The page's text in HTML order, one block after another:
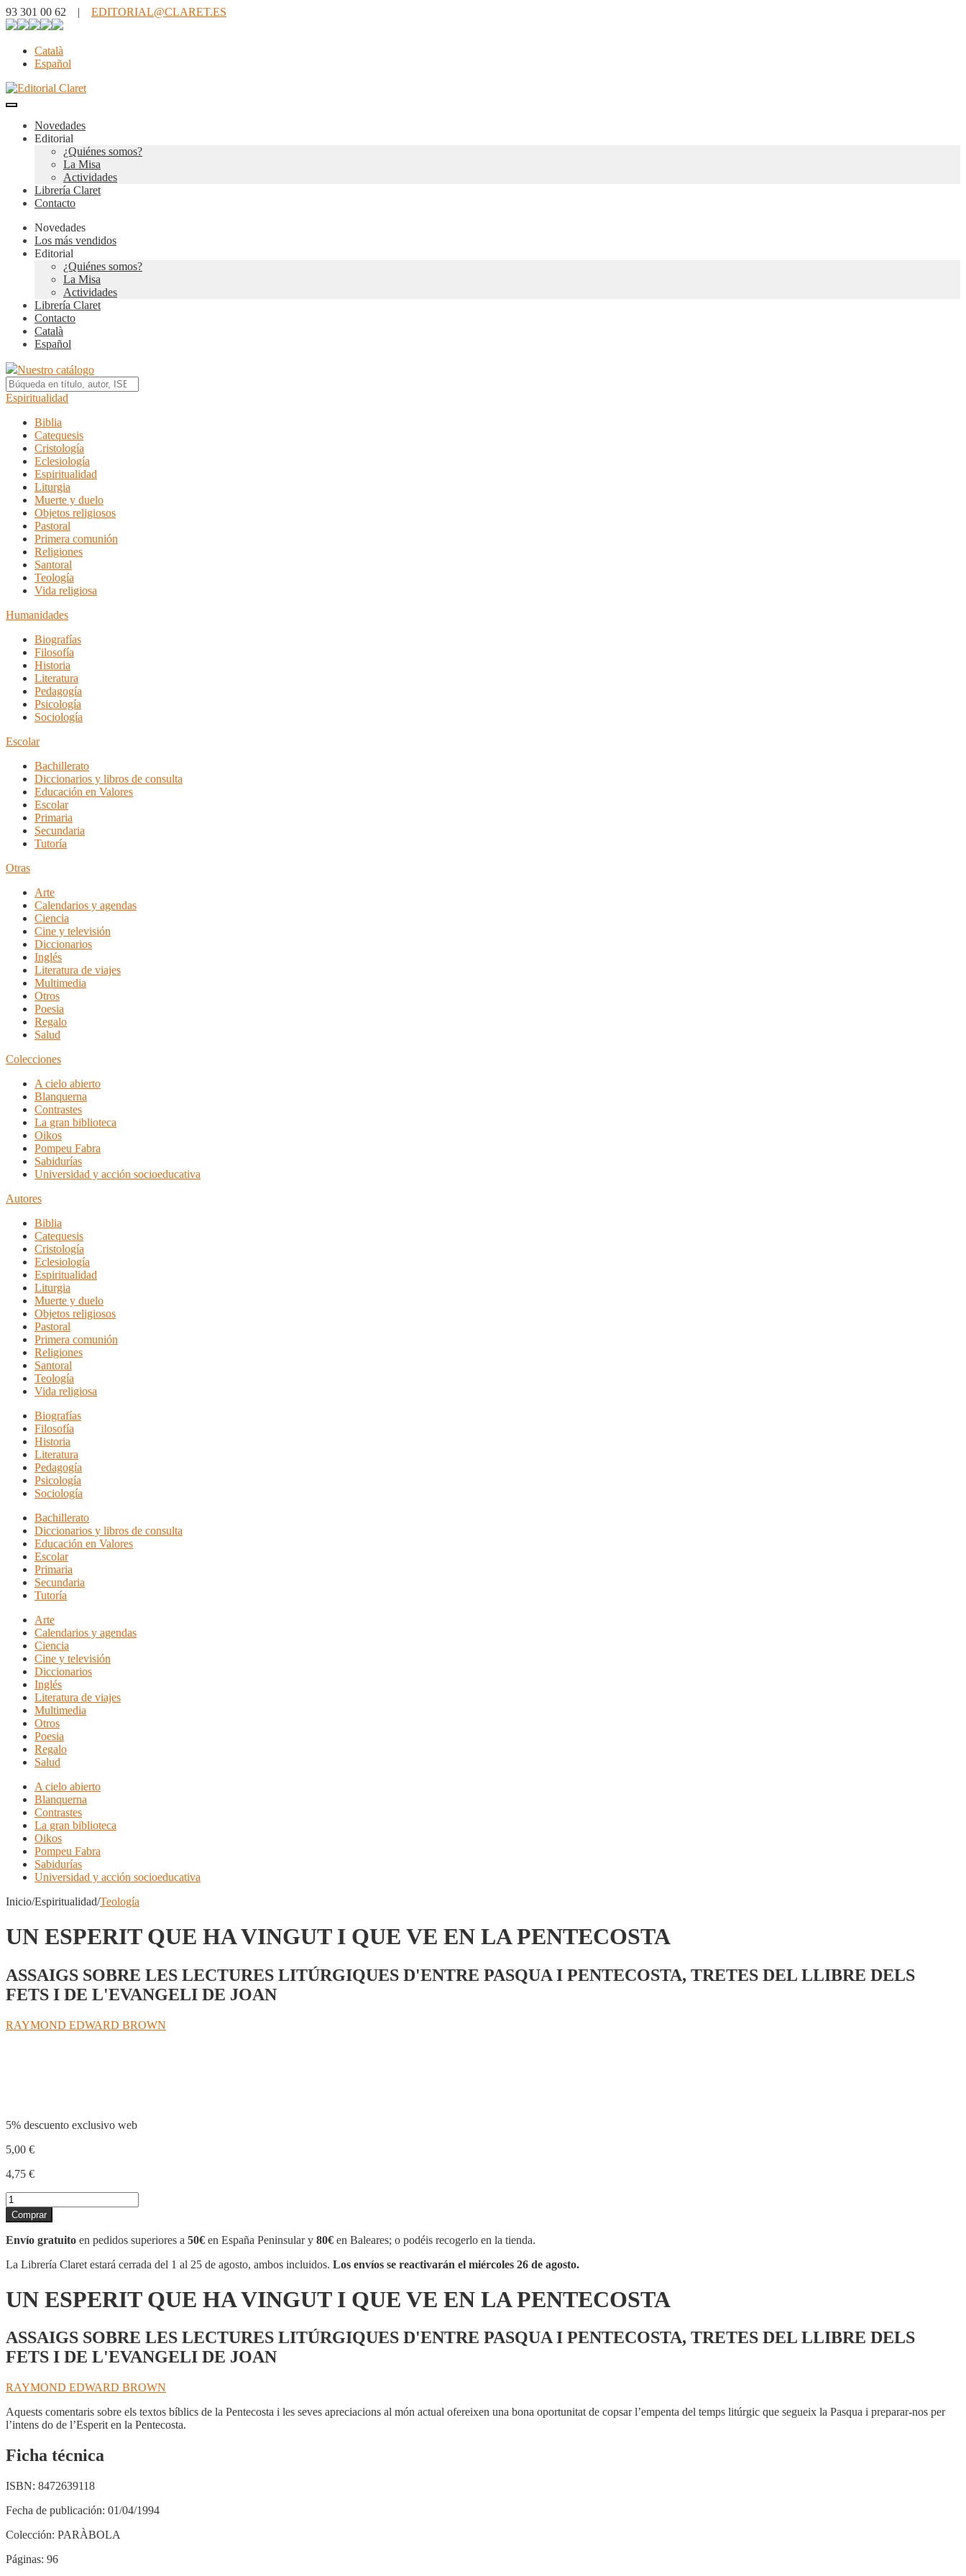
93 301 00 62 | EDITORIAL@CLARET.ES
Català
Español
Novedades
Editorial
¿Quiénes somos?
La Misa
Actividades
Librería Claret
Contacto
Novedades
Los más vendidos
Editorial
¿Quiénes somos?
La Misa
Actividades
Librería Claret
Contacto
Català
Español
Nuestro catálogo
Espiritualidad
Biblia
Catequesis
Cristología
Eclesiología
Espiritualidad
Liturgia
Muerte y duelo
Objetos religiosos
Pastoral
Primera comunión
Religiones
Santoral
Teología
Vida religiosa
Humanidades
Biografías
Filosofía
Historia
Literatura
Pedagogía
Psicología
Sociología
Escolar
Bachillerato
Diccionarios y libros de consulta
Educación en Valores
Escolar
Primaria
Secundaria
Tutoría
Otras
Arte
Calendarios y agendas
Ciencia
Cine y televisión
Diccionarios
Inglés
Literatura de viajes
Multimedia
Otros
Poesia
Regalo
Salud
Colecciones
A cielo abierto
Blanquerna
Contrastes
La gran biblioteca
Oikos
Pompeu Fabra
Sabidurías
Universidad y acción socioeducativa
Autores
Biblia
Catequesis
Cristología
Eclesiología
Espiritualidad
Liturgia
Muerte y duelo
Objetos religiosos
Pastoral
Primera comunión
Religiones
Santoral
Teología
Vida religiosa
Biografías
Filosofía
Historia
Literatura
Pedagogía
Psicología
Sociología
Bachillerato
Diccionarios y libros de consulta
Educación en Valores
Escolar
Primaria
Secundaria
Tutoría
Arte
Calendarios y agendas
Ciencia
Cine y televisión
Diccionarios
Inglés
Literatura de viajes
Multimedia
Otros
Poesia
Regalo
Salud
A cielo abierto
Blanquerna
Contrastes
La gran biblioteca
Oikos
Pompeu Fabra
Sabidurías
Universidad y acción socioeducativa
Inicio/Espiritualidad/Teología
UN ESPERIT QUE HA VINGUT I QUE VE EN LA PENTECOSTA
ASSAIGS SOBRE LES LECTURES LITÚRGIQUES D'ENTRE PASQUA I PENTECOSTA, TRETES DEL LLIBRE DELS
FETS I DE L'EVANGELI DE JOAN
RAYMOND EDWARD BROWN
5% descuento exclusivo web
5,00 €
4,75 €
UN
ESPERIT
QUE
HA
VINGUT
I
EN
cantidad
Comprar
Envío gratuito en pedidos superiores a 50€ en España Peninsular y 80€ en Baleares; o podéis recogerlo en la tienda.
La Librería Claret estará cerrada del 1 al 25 de agosto, ambos incluidos. Los envíos se reactivarán el miércoles 26 de agosto.
UN ESPERIT QUE HA VINGUT I QUE VE EN LA PENTECOSTA
ASSAIGS SOBRE LES LECTURES LITÚRGIQUES D'ENTRE PASQUA I PENTECOSTA, TRETES DEL LLIBRE DELS
FETS I DE L'EVANGELI DE JOAN
RAYMOND EDWARD BROWN
Aquests comentaris sobre els textos bíblics de la Pentecosta i les seves apreciacions al món actual ofereixen una bona oportunitat de copsar l’empenta del temps litúrgic que segueix la Pasqua i preparar-nos per
l’intens do de l’Esperit en la Pentecosta.
Ficha técnica
ISBN: 8472639118
Fecha de publicación: 01/04/1994
Colección: PARÀBOLA
Páginas: 96